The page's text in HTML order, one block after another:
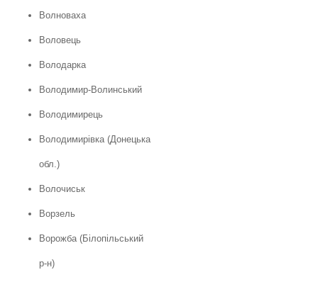
Волноваха
Воловець
Володарка
Володимир-Волинський
Володимирець
Володимирівка (Донецька
обл.)
Волочиськ
Ворзель
Ворожба (Білопільський
р-н)